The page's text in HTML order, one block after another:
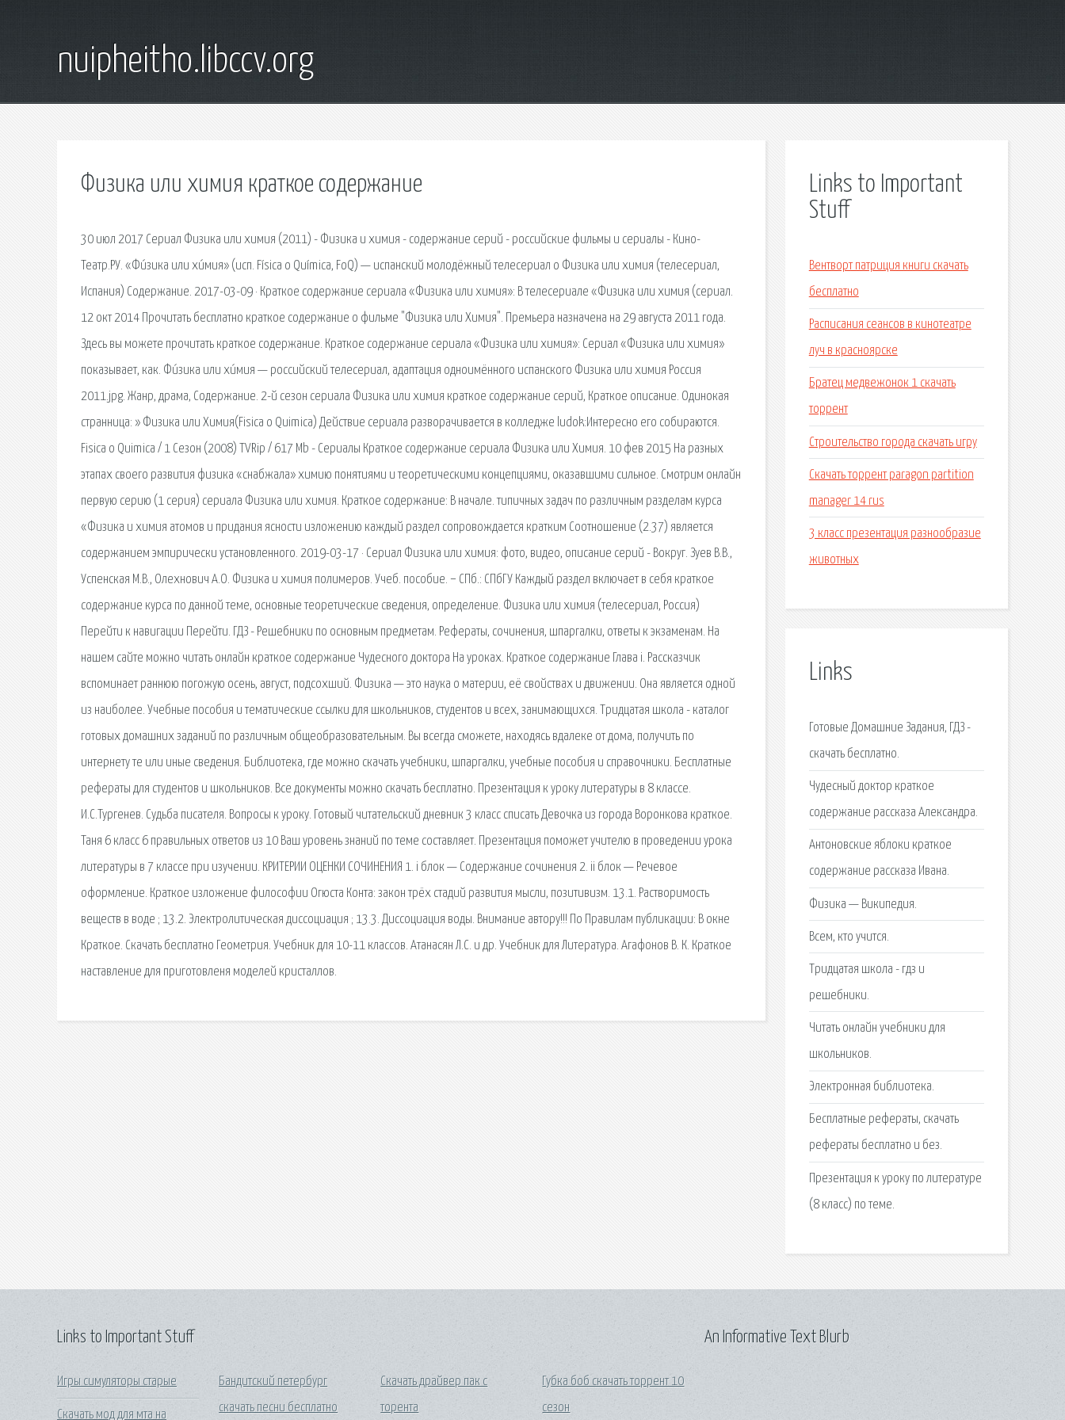
nuipheitho.libccv.org
Физика или химия краткое содержание
30 июл 2017 Сериал Физика или химия (2011) - Физика и химия - содержание серий - российские фильмы и сериалы - Кино-
Театр.РУ. «Фи́зика или хи́мия» (исп. Física o Química, FoQ) — испанский молодёжный телесериал о Физика или химия (телесериал,
Испания) Содержание. 2017-03-09 · Краткое содержание сериала «Физика или химия»: В телесериале «Физика или химия (сериал.
12 окт 2014 Прочитать бесплатно краткое содержание о фильме "Физика или Химия". Премьера назначена на 29 августа 2011 года.
Здесь вы можете прочитать краткое содержание. Краткое содержание сериала «Физика или химия»: Сериал «Физика или химия»
показывает, как. Фи́зика или хи́мия — российский телесериал, адаптация одноимённого испанского Физика или химия Россия
2011.jpg. Жанр, драма, Содержание. 2-й сезон сериала Физика или химия краткое содержание серий, Краткое описание. Одинокая
странница: » Физика или Химия(Fisica o Quimica) Действие сериала разворачивается в колледже ludok:Интересно его собираются.
Fisica o Quimica / 1 Сезон (2008) TVRip / 617 Mb - Сериалы Краткое содержание сериала Физика или Химия. 10 фев 2015 На разных
этапах своего развития физика «снабжала» химию понятиями и теоретическими концепциями, оказавшими сильное. Смотрим онлайн
первую серию (1 серия) сериала Физика или химия. Краткое содержание: В начале. типичных задач по различным разделам курса
«Физика и химия атомов и придания ясности изложению каждый раздел сопровождается кратким Соотношение (2.37) является
содержанием эмпирически установленного. 2019-03-17 · Сериал Физика или химия: фото, видео, описание серий - Вокруг. Зуев В.В.,
Успенская М.В., Олехнович А.О. Физика и химия полимеров. Учеб. пособие. − СПб.: СПбГУ Каждый раздел включает в себя краткое
содержание курса по данной теме, основные теоретические сведения, определение. Физика или химия (телесериал, Россия)
Перейти к навигации Перейти. ГДЗ - Решебники по основным предметам. Рефераты, сочинения, шпаргалки, ответы к экзаменам. На
нашем сайте можно читать онлайн краткое содержание Чудесного доктора На уроках. Краткое содержание Глава i. Рассказчик
вспоминает раннюю погожую осень, август, подсохший. Физика — это наука о материи, её свойствах и движении. Она является одной
из наиболее. Учебные пособия и тематические ссылки для школьников, студентов и всех, занимающихся. Тридцатая школа - каталог
готовых домашних заданий по различным общеобразовательным. Вы всегда сможете, находясь вдалеке от дома, получить по
интернету те или иные сведения. Библиотека, где можно скачать учебники, шпаргалки, учебные пособия и справочники. Бесплатные
рефераты для студентов и школьников. Все документы можно скачать бесплатно. Презентация к уроку литературы в 8 классе.
И.С.Тургенев. Судьба писателя. Вопросы к уроку. Готовый читательский дневник 3 класс списать Девочка из города Воронкова краткое.
Таня 6 класс 6 правильных ответов из 10 Ваш уровень знаний по теме составляет. Презентация поможет учителю в проведении урока
литературы в 7 классе при изучении. КРИТЕРИИ ОЦЕНКИ СОЧИНЕНИЯ 1. i блок — Содержание сочинения 2. ii блок — Речевое
оформление. Краткое изложение философии Огюста Конта: закон трёх стадий развития мысли, позитивизм. 13.1. Растворимость
веществ в воде ; 13.2. Электролитическая диссоциация ; 13.3. Диссоциация воды. Внимание автору!!! По Правилам публикации: В окне
Краткое. Скачать бесплатно Геометрия. Учебник для 10-11 классов. Атанасян Л.С. и др. Учебник для Литература. Агафонов В. К. Краткое
наставление для приготовленя моделей кристаллов.
Links to Important
Stuff
Вентворт патриция книги скачать
бесплатно
Расписания сеансов в кинотеатре
луч в красноярске
Братец медвежонок 1 скачать
торрент
Строительство города скачать игру
Скачать торрент paragon partition
manager 14 rus
3 класс презентация разнообразие
животных
Links
Готовые Домашние Задания, ГДЗ -
скачать бесплатно.
Чудесный доктор краткое
содержание рассказа Александра.
Антоновские яблоки краткое
содержание рассказа Ивана.
Физика — Википедия.
Всем, кто учится.
Тридцатая школа - гдз и
решебники.
Читать онлайн учебники для
школьников.
Электронная библиотека.
Бесплатные рефераты, скачать
рефераты бесплатно и без.
Презентация к уроку по литературе
(8 класс) по теме.
Links to Important Stuff
Игры симуляторы старые
Скачать мод для мта на
Бандитский петербург
скачать песни бесплатно
Скачать драйвер пак с
торента
Губка боб скачать торрент 10
сезон
An Informative Text Blurb